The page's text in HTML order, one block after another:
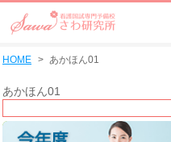
HOME あかほん01
あかほん01